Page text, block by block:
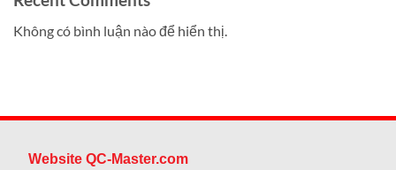
Không có bình luận nào để hiển thị.
Website QC-Master.com